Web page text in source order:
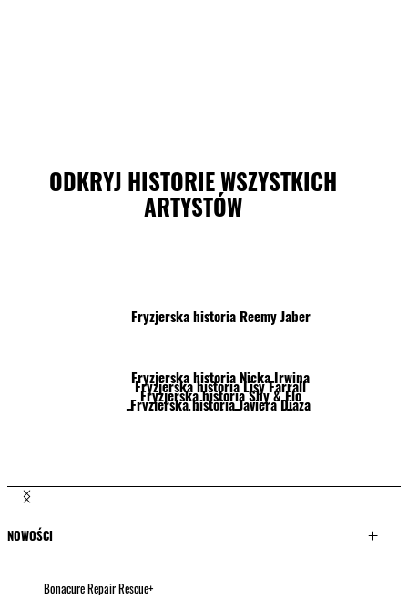
ODKRYJ HISTORIE WSZYSTKICH
ARTYSTÓW
Fryzjerska historia Reemy Jaber
Fryzjerska historia Nicka Irwina
Fryzjerska historia Lisy Farrall
Fryzjerska historia Shy & Flo
Fryzjerska historia Javiera Diaza
Fryzjerska historia Tony'ego Tsaia
NOWOŚCI
Bonacure Repair Rescue+